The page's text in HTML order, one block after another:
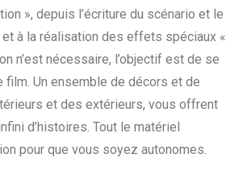
», depuis l’écriture du scénario et le
et à la réalisation des effets spéciaux «
n’est nécessaire, l’objectif est de se
Un ensemble de décors et de
et des extérieurs, vous offrent
d’histoires. Tout le matériel
pour que vous soyez autonomes.